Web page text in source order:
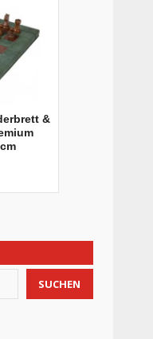
&
SUCHEN